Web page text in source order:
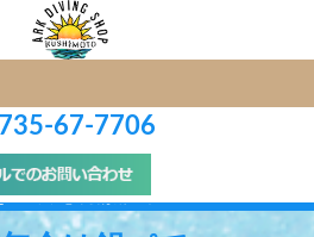
67-7706
> プチ忘年会は鍋パで